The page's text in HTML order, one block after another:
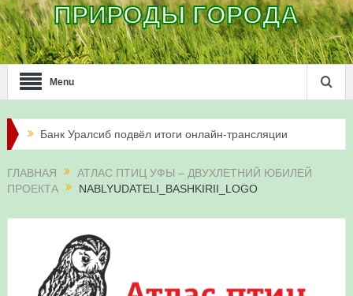
ПРИРОДЫ ГОРОДА
Menu
Банк Уралсиб подвёл итоги онлайн-трансляции
Итоги акции «Соловьиные вечера-2026» в
Три птенца сапсанов Уралсиба получили имена и
кольца
ГЛАВНАЯ
АТЛАС ПТИЦ УФЫ – ДВУХЛЕТНИЙ ЮБИЛЕЙ
ПРОЕКТА
NABLYUDATELI_BASHKIRII_LOGO